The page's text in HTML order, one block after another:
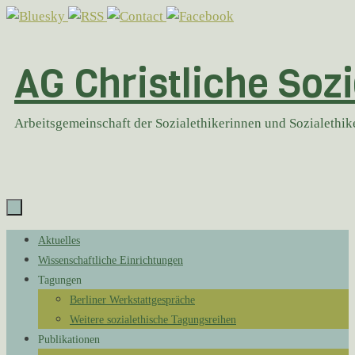
Zum
AG Christliche
Arbeitsgemeinschaft der Sozialethikerinnen und
Zum
Inhalt
springen
Aktuelles
Wissenschaftliche Einrichtungen
Tagungen
Berliner Werkstattgespräche
Weitere sozialethische Tagungsreihen
Publikationen